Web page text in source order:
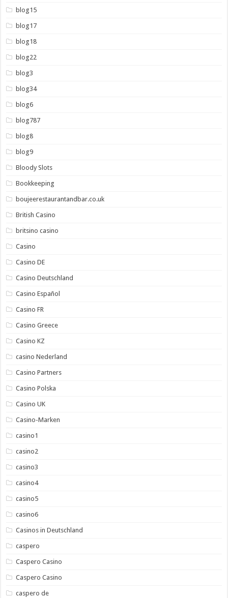
blog15
blog17
blog18
blog22
blog3
blog34
blog6
blog787
blog8
blog9
Bloody Slots
Bookkeeping
boujeerestaurantandbar.co.uk
British Casino
britsino casino
Casino
Casino DE
Casino Deutschland
Casino Español
Casino FR
Casino Greece
Casino KZ
casino Nederland
Casino Partners
Casino Polska
Casino UK
Casino-Marken
casino1
casino2
casino3
casino4
casino5
casino6
Casinos in Deutschland
caspero
Caspero Casino
Caspero Casino
caspero de